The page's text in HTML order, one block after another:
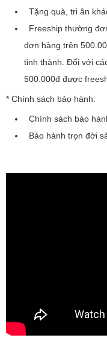
Tặng quà, tri ân
Freeship thường
đơn hàng trên
tỉnh thành. Đối với
500.000đ được
* Chính sách bảo hành:
Chính sách bảo
Bảo hành trọn đời